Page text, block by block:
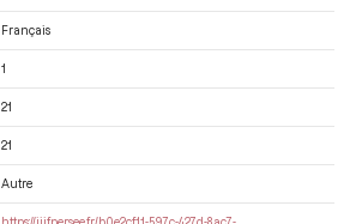
Français
1
21
21
Autre